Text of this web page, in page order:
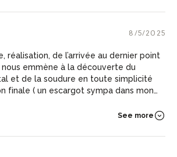
8/5/2025
réalisation, de l’arrivée au dernier point
nous emmène à la découverte du
et de la soudure en toute simplicité
finale ( un escargot sympa dans mon
et ton partage de connaissances
See more